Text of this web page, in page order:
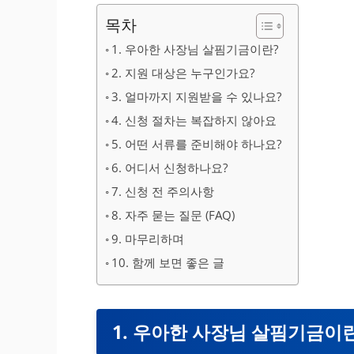
목차
1. 우아한 사장님 살핌기금이란?
2. 지원 대상은 누구인가요?
3. 얼마까지 지원받을 수 있나요?
4. 신청 절차는 복잡하지 않아요
5. 어떤 서류를 준비해야 하나요?
6. 어디서 신청하나요?
7. 신청 전 주의사항
8. 자주 묻는 질문 (FAQ)
9. 마무리하며
10. 함께 보면 좋은 글
1. 우아한 사장님 살핌기금이